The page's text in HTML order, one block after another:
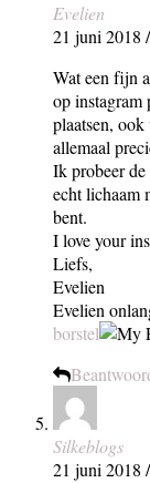
Evelien
21 juni 2018
Wat een fijn
op instagram
plaatsen,
allemaal
Ik probeer
echt lichaam
bent.
I love your
Liefs,
Evelien
Evelien
borstel
Silkeblogs
21 juni 2018